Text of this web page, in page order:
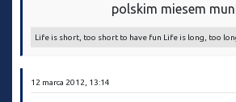
polskim miesem
Life is short, too short to have fun Life is long, too
12 marca 2012, 13:14